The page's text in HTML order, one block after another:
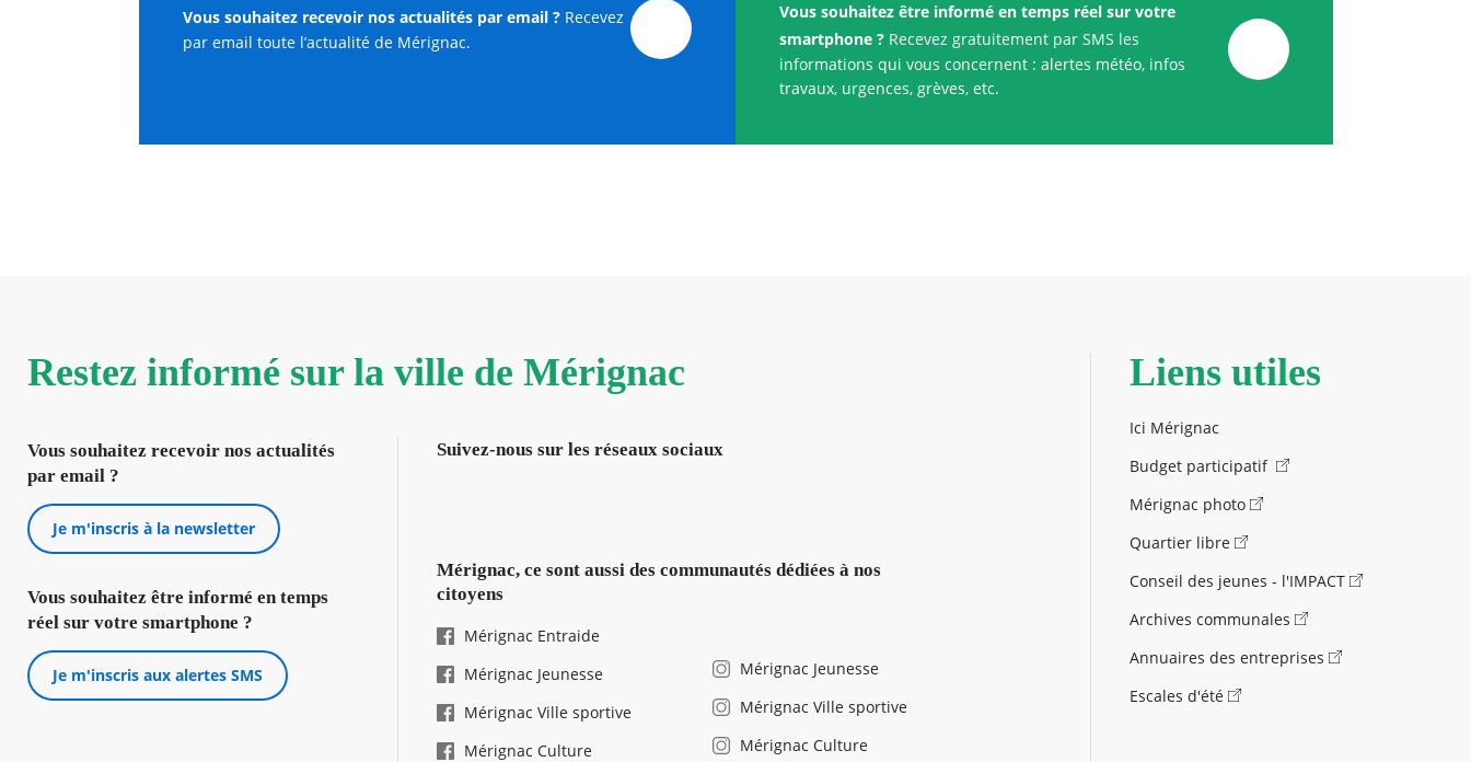
Vous souhaitez recevoir nos actualités par email ?Recevez
par email toute l’actualité de Mérignac.
Vous souhaitez être informé en temps réel sur votre
smartphone ? Recevez gratuitement par SMS les
informations qui vous concernent : alertes météo, infos
travaux, urgences, grèves, etc.
Restez informé sur la ville de Mérignac
Vous souhaitez recevoir nos actualités
par email ?
Je m'inscris à la newsletter
Vous souhaitez être informé en temps
réel sur votre smartphone ?
Je m'inscris aux alertes SMS
Suivez-nous sur les réseaux sociaux
Mérignac, ce sont aussi des communautés dédiées à nos
citoyens
Mérignac Entraide
Mérignac Jeunesse
Mérignac Ville sportive
Mérignac Culture
Mérignac Jeunesse
Mérignac Ville sportive
Mérignac Culture
Liens utiles
Ici Mérignac
Budget participatif
Mérignac photo
Quartier libre
Conseil des jeunes - l'IMPACT
Archives communales
Annuaires des entreprises
Escales d'été